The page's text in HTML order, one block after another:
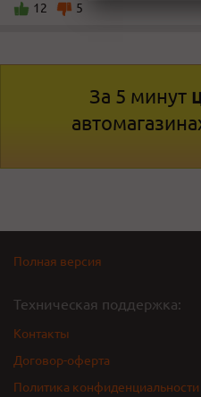
12
5
За 5 минут
Полная версия
Техническая поддержка:
Контакты
Договор-оферта
Политика конфиденциальности